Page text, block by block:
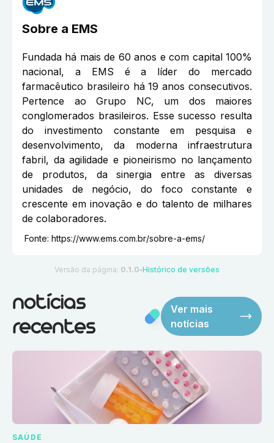
Sobre a EMS
Fundada há mais de 60 anos e com capital 100%
nacional, a EMS é a líder do mercado
farmacêutico brasileiro há 19 anos consecutivos.
Pertence ao Grupo NC, um dos maiores
conglomerados brasileiros. Esse sucesso resulta
do investimento constante em pesquisa e
desenvolvimento, da moderna infraestrutura
fabril, da agilidade e pioneirismo no lançamento
de produtos, da sinergia entre as diversas
unidades de negócio, do foco constante e
crescente em inovação e do talento de milhares
de colaboradores.
Fonte: https://www.ems.com.br/sobre-a-ems/
Versão da página: 0.1.0 ●Histórico de versões
notícias
recentes
Ver mais
notícias
SAÚDE